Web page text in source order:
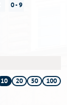
0 - 9
10 20 50 100